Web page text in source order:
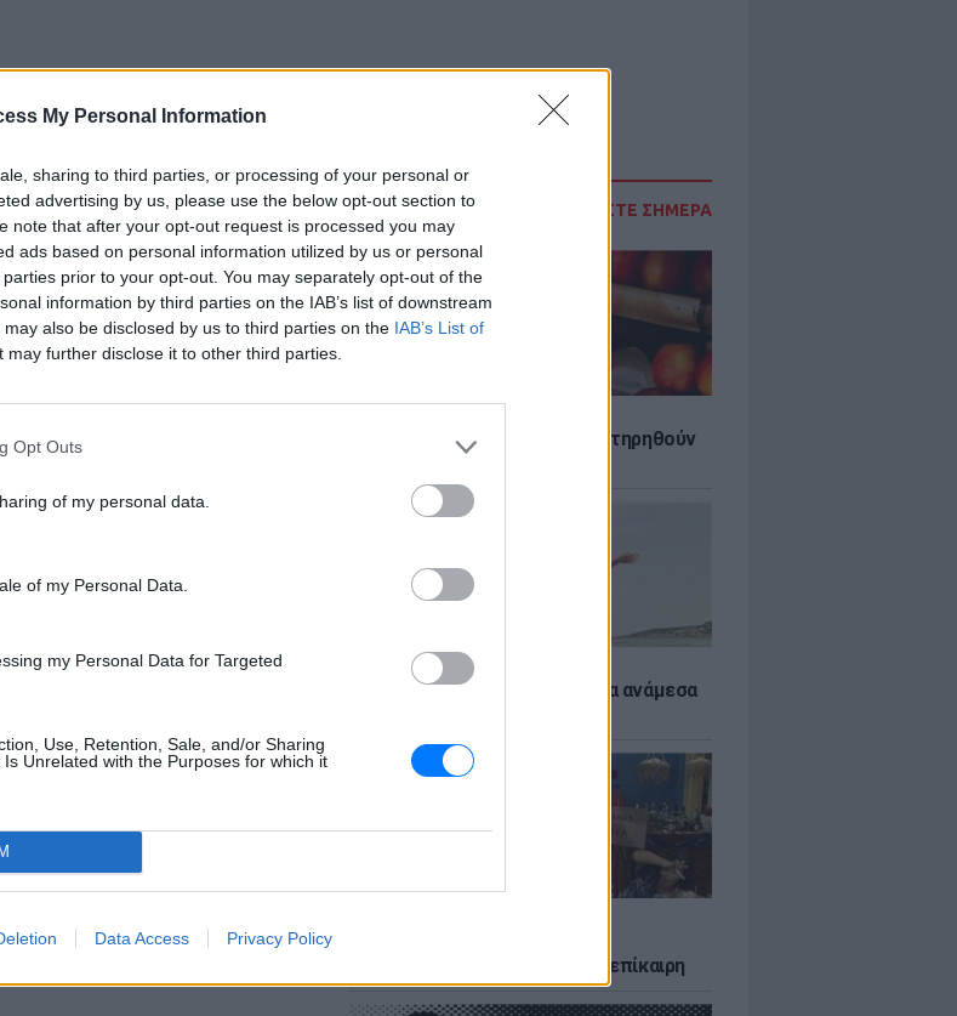
My Personal Information
sharing to third parties, or processing of your personal or
advertising by us, please use the below opt-out section to
note that after your opt-out request is processed you may
ads based on personal information utilized by us or personal
prior to your opt-out. You may separately opt-out of the
information by third parties on the IAB’s list of downstream
also be disclosed by us to third parties on the IAB’s List of
may further disclose it to other third parties.
Opt Outs
of my personal data.
of my Personal Data.
my Personal Data for Targeted
Use, Retention, Sale, and/or Sharing
Unrelated with the Purposes for which it
Data Access Privacy Policy
ΔΙΑΒΑΣΤΕ ΣΗΜΕΡΑ
6 φρούτα που μπορουν να διατηρηθούν
Πώς να αποφύγεις το σύγκαμα ανάμεσα
νεοπλουτισμό και παραμένει επίκαιρη
γεννιούνται με προβλήματα
πρόσωπο, αργή ανάπτυξη
Πολλά από τα παιδιά είναι
προσοχής και
μέγεθος από άλλα.
πόλη Newell, έχει
όλα πάσχοντα από τα